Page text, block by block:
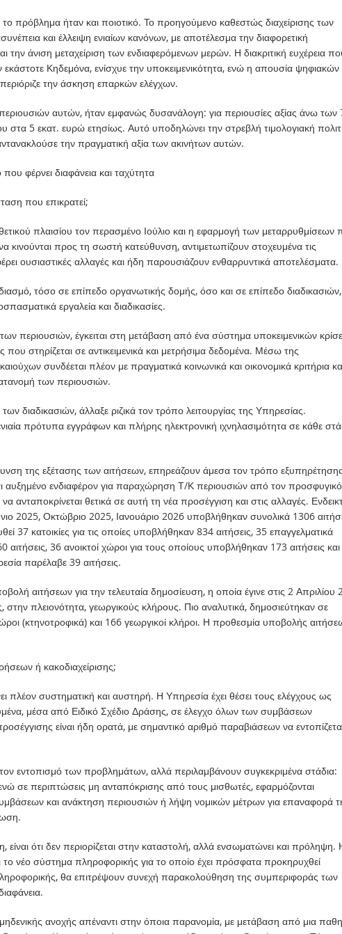
πρόβλημα ήταν και ποιοτικό. Το προηγούμενο καθεστώς διαχείρισης των
και έλλειψη ενιαίων κανόνων, με αποτέλεσμα την διαφορετική
άνιση μεταχείριση των ενδιαφερόμενων μερών. Η διακριτική ευχέρεια
εκάστοτε Κηδεμόνα, ενίσχυε την υποκειμενικότητα, ενώ η απουσία ψηφιακών
περιόριζε την άσκηση επαρκών ελέγχων.
αυτών, ήταν εμφανώς δυσανάλογη: για περιουσίες αξίας άνω των
στα 5 εκατ. ευρώ ετησίως. Αυτό υποδηλώνει την στρεβλή τιμολογιακή
την πραγματική αξία των ακινήτων αυτών.
φέρνει διαφάνεια και ταχύτητα
που επικρατεί;
πλαισίου τον περασμένο Ιούλιο και η εφαρμογή των μεταρρυθμίσεων
κινούνται προς τη σωστή κατεύθυνση, αντιμετωπίζουν στοχευμένα τις
ουσιαστικές αλλαγές και ήδη παρουσιάζουν ενθαρρυντικά αποτελέσματα.
τόσο σε επίπεδο οργανωτικής δομής, όσο και σε επίπεδο διαδικασιών,
εργαλεία και διαδικασίες.
περιουσιών, έγκειται στη μετάβαση από ένα σύστημα υποκειμενικών
που στηρίζεται σε αντικειμενικά και μετρήσιμα δεδομένα. Μέσω της
συνδέεται πλέον με πραγματικά κοινωνικά και οικονομικά κριτήρια
των περιουσιών.
διαδικασιών, άλλαξε ριζικά τον τρόπο λειτουργίας της Υπηρεσίας.
πρότυπα εγγράφων και πλήρης ηλεκτρονική ιχνηλασιμότητα σε κάθε
της εξέτασης των αιτήσεων, επηρεάζουν άμεσα τον τρόπο εξυπηρέτησης
αυξημένο ενδιαφέρον για παραχώρηση Τ/Κ περιουσιών από τον προσφυγικό
να ανταποκρίνεται θετικά σε αυτή τη νέα προσέγγιση και στις αλλαγές.
2025, Οκτώβριο 2025, Ιανουάριο 2026 υποβλήθηκαν συνολικά 1306
37 κατοικίες για τις οποίες υποβλήθηκαν 834 αιτήσεις, 35 επαγγελματικά
36 ανοικτοί χώροι για τους οποίους υποβλήθηκαν 173 αιτήσεις
παρέλαβε 39 αιτήσεις.
αιτήσεων για την τελευταία δημοσίευση, η οποία έγινε στις 2 Απριλίου
στην πλειονότητα, γεωργικούς κλήρους. Πιο αναλυτικά, δημοσιεύτηκαν σε
(κτηνοτροφικά) και 166 γεωργικοί κλήροι. Η προθεσμία υποβολής
ή κακοδιαχείρισης;
πλέον συστηματική και αυστηρή. Η Υπηρεσία έχει θέσει τους ελέγχους ως
μέσα από Ειδικό Σχέδιο Δράσης, σε έλεγχο όλων των συμβάσεων
είναι ήδη ορατά, με σημαντικό αριθμό παραβιάσεων να
εντοπισμό των προβλημάτων, αλλά περιλαμβάνουν συγκεκριμένα στάδια:
σε περιπτώσεις μη ανταπόκρισης από τους μισθωτές, εφαρμόζονται
και ανάκτηση περιουσιών ή λήψη νομικών μέτρων για επαναφορά
ότι δεν περιορίζεται στην καταστολή, αλλά ενσωματώνει και πρόληψη.
νέο σύστημα πληροφορικής για το οποίο έχει πρόσφατα προκηρυχθεί
θα επιτρέψουν συνεχή παρακολούθηση της συμπεριφοράς των
ανοχής απέναντι στην όποια παρανομία, με μετάβαση από μια